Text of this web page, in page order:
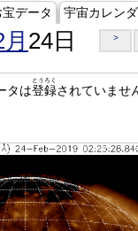
宝データ 宇宙カレン
24日 >
タは登録
とうろく
されていませ